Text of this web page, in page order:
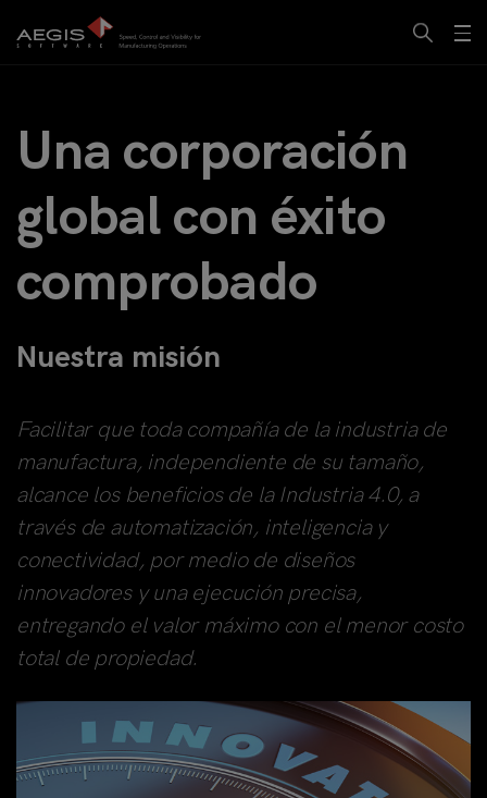
Una corporación
global con éxito
comprobado
Nuestra misión
Facilitar que toda compañía de la industria de
manufactura, independiente de su tamaño,
alcance los beneficios de la Industria 4.0, a
través de automatización, inteligencia y
conectividad, por medio de diseños
innovadores y una ejecución precisa,
entregando el valor máximo con el menor costo
total de propiedad.